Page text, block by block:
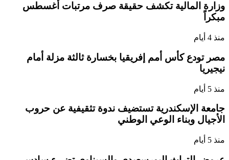
وزارة المالية تكشف حقيقة صرف مرتبات أغسطس
مبكراً
منذ 4 أيام
مصر تودع كأس أمم إفريقيا بخسارة ثالثة مزلة أمام
نيجيريا
منذ 5 أيام
جامعة الإسكندرية تستضيف ندوة تثقيفية عن حروب
الأجيال وبناء الوعي الوطني
منذ 5 أيام